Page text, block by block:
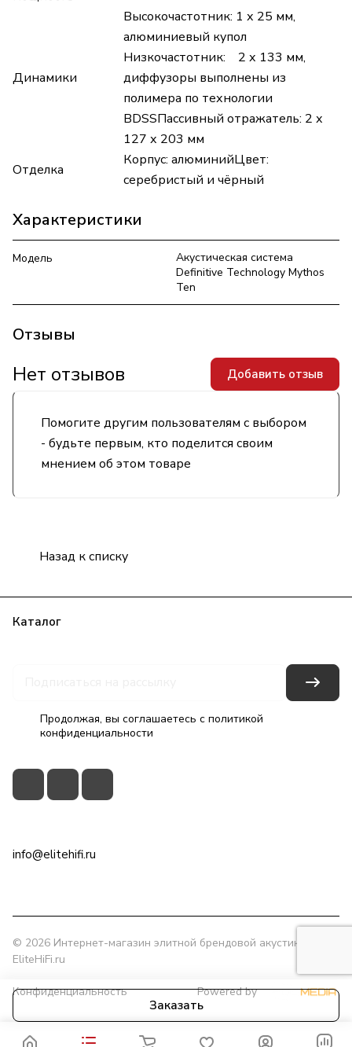
Заказать
Динамики
Высокочастотник: 1 х 25 мм,
алюминиевый купол
Низкочастотник: 2 х 133 мм,
диффузоры выполнены из
полимера по технологии
BDSSПассивный отражатель: 2 х
127 х 203 мм
Отделка
Корпус: алюминийЦвет:
серебристый и чёрный
Характеристики
Модель
Акустическая система
Definitive Technology Mythos
Ten
Отзывы
Помогите другим пользователям с выбором
- будьте первым, кто поделится своим
мнением об этом товаре
Нет отзывов Добавить отзыв
Назад к списку
Каталог
Продолжая, вы соглашаетесь с политикой
конфиденциальности
info@elitehifi.ru
© 2026 Интернет-магазин элитной брендовой акустики
EliteHiFi.ru
Конфиденциальность Powered by